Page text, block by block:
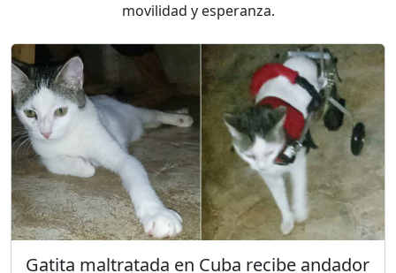
movilidad y esperanza.
Gatita maltratada en Cuba recibe andador